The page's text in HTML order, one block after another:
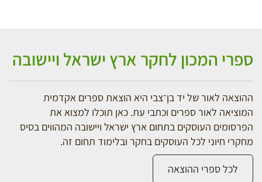
ספרי המכון לחקר ארץ ישראל ויישובה
ההוצאה לאור של יד בן־צבי היא הוצאת ספרים אקדמית
המוציאה לאור ספרים וכתבי עת. כאן תוכלו למצוא את
הפרסומים העוסקים בתחום ארץ ישראל ויישובה המהווים בסיס
מחקרי חיוני לכל העוסקים בחקר ובלימוד תחום זה.
לכל ספרי ההוצאה